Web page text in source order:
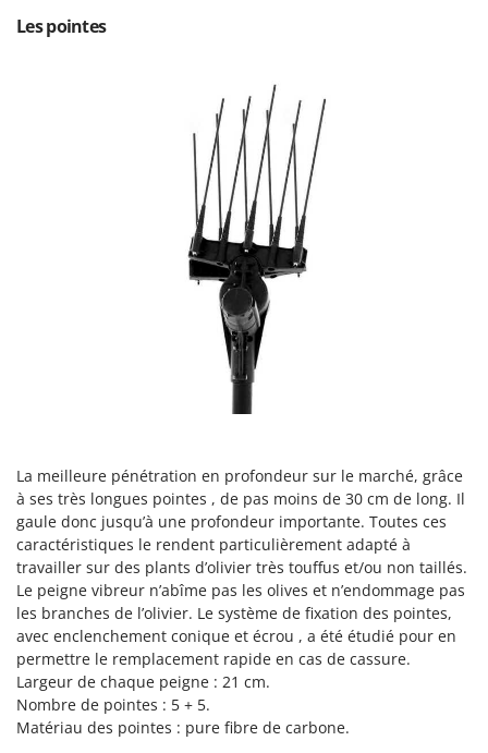
Scies alternatives à batterie
Scies de jardin télescopiques
Sécateurs électriques à batterie
Sécateurs et Échenilloirs manuels
Sécateurs pneumatiques
Semoirs et Épandeurs d'engrais
Souffleurs aspirateurs pour Feuilles
Soufreuses - Poudreuses à dos
Soufreuses - Poudreuses pour tracteur
T
Taille-haies
Taille-haies à bras pour tracteur
Tarières
Tondeuses à Gazon
Tondeuses autoportées
Tondeuses débroussailleuses thermiques
Trancheuses
Trancheuses de sol
Transpalettes
Imperia
KitchenAid
Komo
L
Laica
Lampacrescia - MGM
Landxcape
LAR Casalinghi
Lavor
Les pointes
La meilleure pénétration en profondeur sur le marché, grâce
à ses très longues pointes , de pas moins de 30 cm de long. Il
gaule donc jusqu’à une profondeur importante. Toutes ces
caractéristiques le rendent particulièrement adapté à
travailler sur des plants d’olivier très touffus et/ou non taillés.
Le peigne vibreur n’abîme pas les olives et n’endommage pas
les branches de l’olivier. Le système de fixation des pointes,
avec enclenchement conique et écrou , a été étudié pour en
permettre le remplacement rapide en cas de cassure.
Largeur de chaque peigne : 21 cm.
Nombre de pointes : 5 + 5.
Matériau des pointes : pure fibre de carbone.